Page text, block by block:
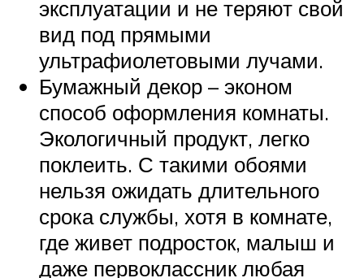
эксплуатации и не теряют свой
вид под прямыми
ультрафиолетовыми лучами.
Бумажный декор – эконом
способ оформления комнаты.
Экологичный продукт, легко
поклеить. С такими обоями
нельзя ожидать длительного
срока службы, хотя в комнате,
где живет подросток, малыш и
даже первоклассник любая